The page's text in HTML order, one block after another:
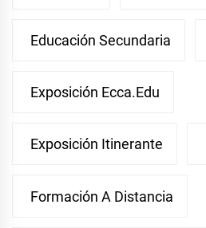
Educación Secundaria
Exposición Ecca.edu
Exposición Itinerante
Formación A Distancia